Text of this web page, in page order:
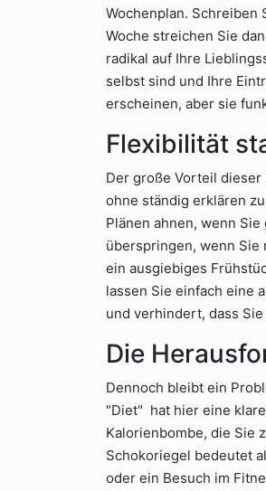
Wochenplan. Schreiben
Woche streichen Sie
radikal auf Ihre
selbst sind und Ihre
erscheinen, aber sie
Flexibilität
Der große Vorteil
ohne ständig erklären
Plänen ahnen, wenn
überspringen, wenn Sie
ein ausgiebiges
lassen Sie einfach eine
und verhindert, dass
Die
Dennoch bleibt ein
"Diet" hat hier eine
Kalorienbombe, die Sie
Schokoriegel bedeutet
oder ein Besuch im